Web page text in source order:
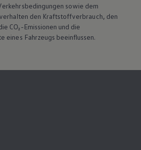
sowie dem
den Kraftstoffverbrauch, den
CO₂-Emissionen und die
eines Fahrzeugs beeinflussen.